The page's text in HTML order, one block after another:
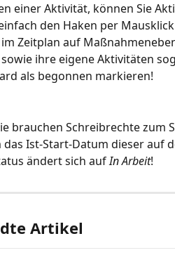
einer Aktivität, können Sie
den Haken per
Zeitplan auf
ihre eigene Aktivitäten
als begonnen markieren!
brauchen Schreibrechte zum
Ist-Start-Datum dieser auf
ändert sich auf In Arbeit!
Artikel